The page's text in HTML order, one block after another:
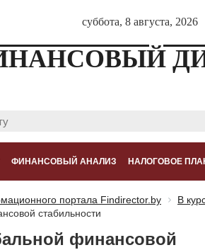
суббота, 8 августа, 2026
ФИНАНСОВЫЙ АНАЛИЗ НАЛОГОВОЕ
портала Findirector.by
В
стабильности
финансовой